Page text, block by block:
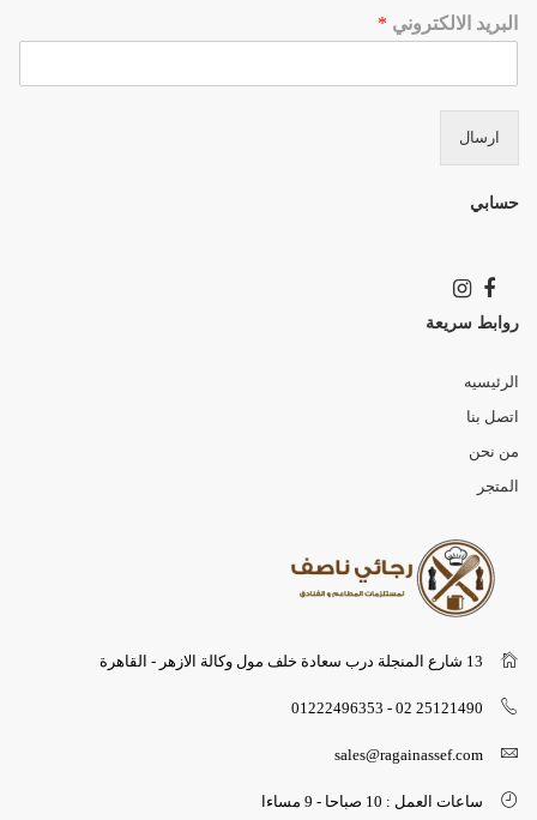
البريد الالكتروني *
ارسال
حسابي
روابط سريعة
الرئيسيه
اتصل بنا
من نحن
المتجر
13 شارع المنجلة درب سعادة خلف مول وكالة الازهر - القاهرة
25121490 02 - 01222496353
sales@ragainassef.com
ساعات العمل : 10 صباحا - 9 مساءا